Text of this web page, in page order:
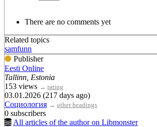
There are no comments yet
Related topics
samfunn
Publisher
Eesti Online
Tallinn, Estonia
153 views → rating
03.01.2026 (217 days ago)
Социология → other headings
0 subscribers
All articles of the author on Libmonster